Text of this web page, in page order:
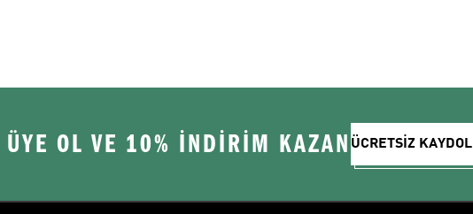
ÜYE OL VE 10% İNDİRİM KAZAN ÜCRETSİZ KAYDOL